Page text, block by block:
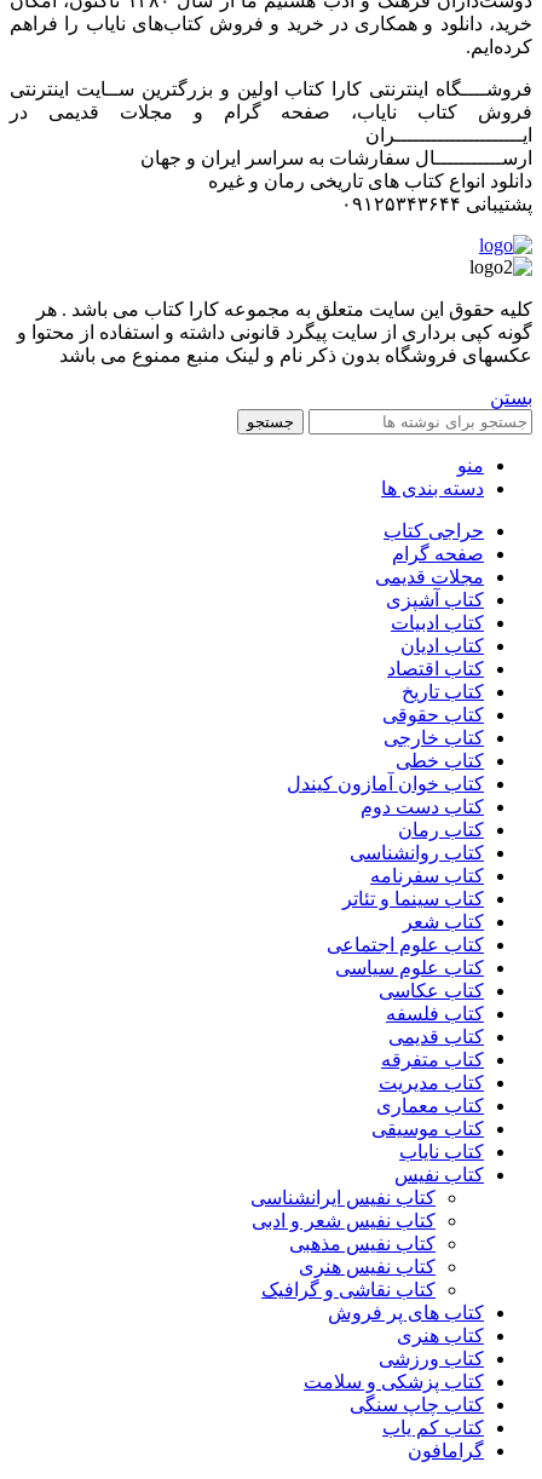
خرید، دانلود و همکاری در خرید و فروش کتاب‌های نایاب را فراهم
کرده‌ایم.
فروشــــگاه اینترنتی کارا کتاب اولین و بزرگترین ســایت اینترنتی
فروش کتاب نایاب، صفحه گرام و مجلات قدیمی در
ایـــــــــــــــــــــران
ارســـــــــــال سفارشات به سراسر ایران و جهان
دانلود انواع کتاب های تاریخی رمان و غیره
پشتیبانی ۰۹۱۲۵۳۴۳۶۴۴
کليه حقوق اين سايت متعلق به مجموعه کارا کتاب می باشد . هر
گونه کپی برداری از سایت پیگرد قانونی داشته و استفاده از محتوا و
عکسهای فروشگاه بدون ذکر نام و لینک منبع ممنوع می باشد
بستن
جستجو
منو
دسته بندی ها
حراجی کتاب
صفحه گرام
مجلات قدیمی
کتاب آشپزی
کتاب ادبیات
کتاب ادیان
کتاب اقتصاد
کتاب تاریخ
کتاب حقوقی
کتاب خارجی
کتاب خطی
کتاب خوان آمازون کیندل
کتاب دست دوم
کتاب رمان
کتاب روانشناسی
کتاب سفرنامه
کتاب سینما و تئاتر
کتاب شعر
کتاب علوم اجتماعی
کتاب علوم سیاسی
کتاب عکاسی
کتاب فلسفه
کتاب قدیمی
کتاب متفرقه
کتاب مدیریت
کتاب معماری
کتاب موسیقی
کتاب نایاب
کتاب نفیس
کتاب نفیس ایرانشناسی
کتاب نفیس شعر و ادبی
کتاب نفیس مذهبی
کتاب نفیس هنری
کتاب نقاشی و گرافیک
کتاب های پر فروش
کتاب هنری
کتاب ورزشی
کتاب پزشکی و سلامت
کتاب چاپ سنگی
کتاب کم یاب
گرامافون